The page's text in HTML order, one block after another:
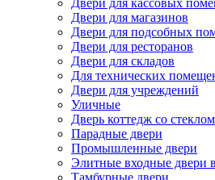
Двери для кассовых
Двери для магазинов
Двери для подсобных
Двери для ресторанов
Двери для складов
Для технических
Двери для учреждений
Уличные
Дверь коттедж со стеклом
Парадные двери
Промышленные двери
Элитные входные двери